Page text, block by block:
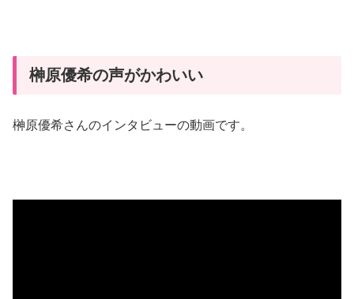
榊原優希の声がかわいい
榊原優希さんのインタビューの動画です。